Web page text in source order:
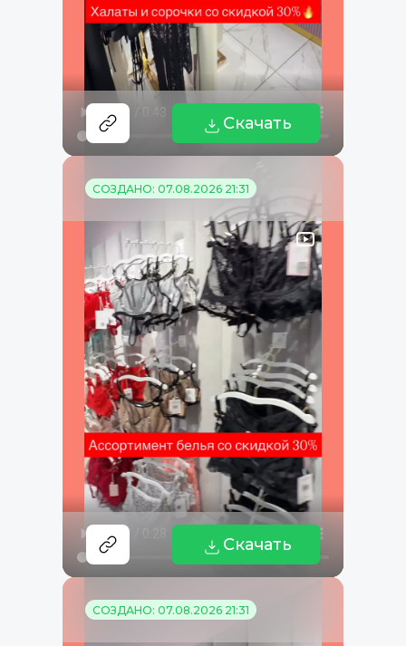
Скачать
СОЗДАНО: 07.08.2026 21:31
Скачать
СОЗДАНО: 07.08.2026 21:31